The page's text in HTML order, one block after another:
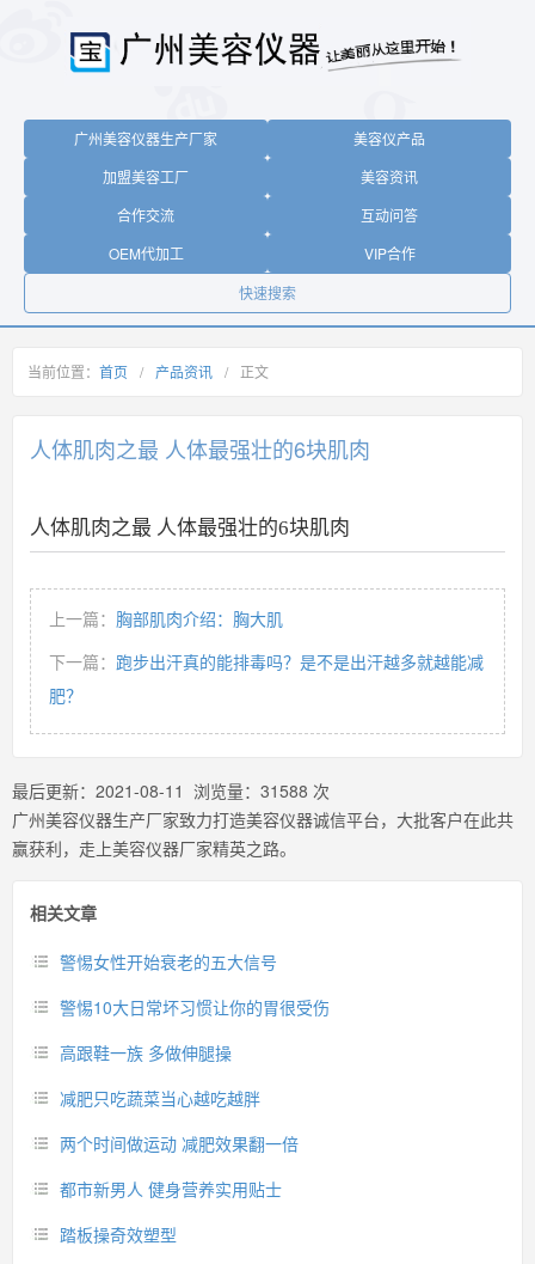
广州美容仪器生产厂家
美容仪产品
加盟美容工厂
美容资讯
合作交流
互动问答
OEM代加工
VIP合作
快速搜索
当前位置： 首页 / 产品资讯 / 正文
人体肌肉之最 人体最强壮的6块肌肉
人体肌肉之最 人体最强壮的6块肌肉
上一篇： 胸部肌肉介绍：胸大肌
下一篇： 跑步出汗真的能排毒吗？是不是出汗越多就越能减
肥？
最后更新： 2021-08-11 浏览量： 31588 次
广州美容仪器生产厂家致力打造美容仪器诚信平台，大批客户在此共
赢获利，走上美容仪器厂家精英之路。
相关文章
警惕女性开始衰老的五大信号
警惕10大日常坏习惯让你的胃很受伤
高跟鞋一族 多做伸腿操
减肥只吃蔬菜当心越吃越胖
两个时间做运动 减肥效果翻一倍
都市新男人 健身营养实用贴士
踏板操奇效塑型